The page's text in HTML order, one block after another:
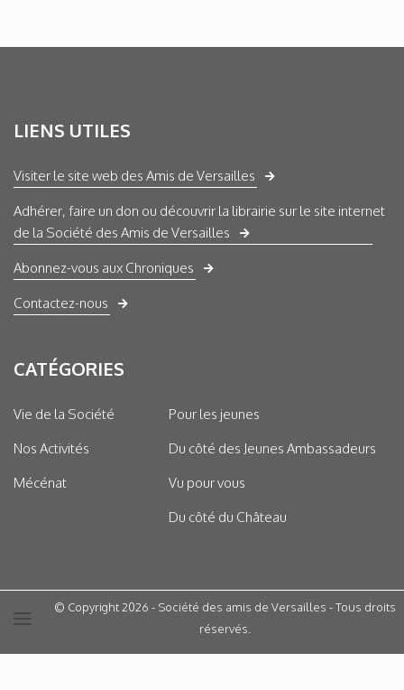
LIENS UTILES
Visiter le site web des Amis de Versailles
Adhérer, faire un don ou découvrir la librairie sur le site internet
de la Société des Amis de Versailles
Abonnez-vous aux Chroniques
Contactez-nous
CATÉGORIES
Vie de la Société
Nos Activités
Mécénat
Pour les jeunes
Du côté des Jeunes Ambassadeurs
Vu pour vous
Du côté du Château
© Copyright 2026 - Société des amis de Versailles - Tous droits
réservés.